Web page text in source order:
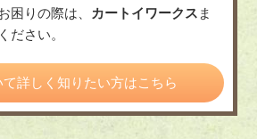
困りの際は、 カートイワークス ま
ださい。
詳しく知りたい方はこちら